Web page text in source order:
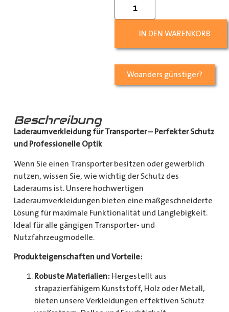
IN DEN WARENKORB
Woanders günstiger?
Beschreibung
Laderaumverkleidung für Transporter – Perfekter Schutz
und Professionelle Optik
Wenn Sie einen Transporter besitzen oder gewerblich
nutzen, wissen Sie, wie wichtig der Schutz des
Laderaums ist. Unsere hochwertigen
Laderaumverkleidungen bieten eine maßgeschneiderte
Lösung für maximale Funktionalität und Langlebigkeit.
Ideal für alle gängigen Transporter- und
Nutzfahrzeugmodelle.
Produkteigenschaften und Vorteile:
Robuste Materialien: Hergestellt aus
strapazierfähigem Kunststoff, Holz oder Metall,
bieten unsere Verkleidungen effektiven Schutz